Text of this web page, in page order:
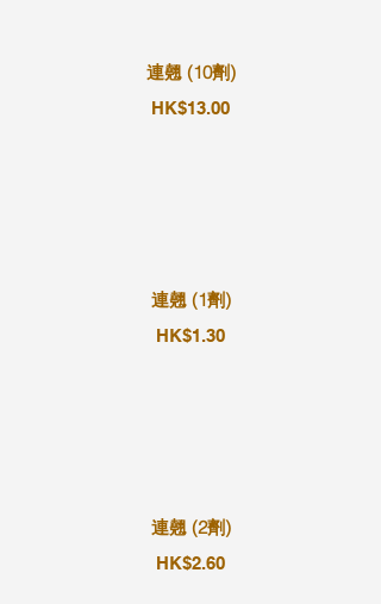
連翹 (10劑)
HK$13.00
連翹 (1劑)
HK$1.30
連翹 (2劑)
HK$2.60